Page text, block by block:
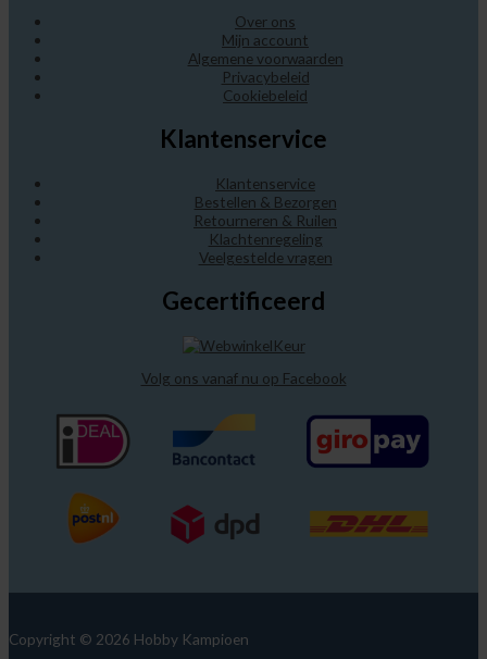
Over ons
Mijn account
Algemene voorwaarden
Privacybeleid
Cookiebeleid
Klantenservice
Klantenservice
Bestellen & Bezorgen
Retourneren & Ruilen
Klachtenregeling
Veelgestelde vragen
Gecertificeerd
Volg ons vanaf nu op Facebook
Copyright © 2026 Hobby Kampioen